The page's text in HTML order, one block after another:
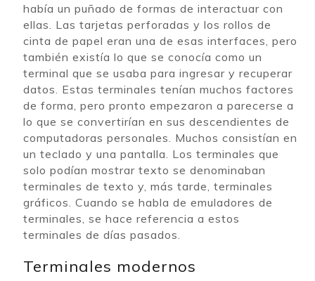
había un puñado de formas de interactuar con
ellas. Las tarjetas perforadas y los rollos de
cinta de papel eran una de esas interfaces, pero
también existía lo que se conocía como un
terminal que se usaba para ingresar y recuperar
datos. Estas terminales tenían muchos factores
de forma, pero pronto empezaron a parecerse a
lo que se convertirían en sus descendientes de
computadoras personales. Muchos consistían en
un teclado y una pantalla. Los terminales que
solo podían mostrar texto se denominaban
terminales de texto y, más tarde, terminales
gráficos. Cuando se habla de emuladores de
terminales, se hace referencia a estos
terminales de días pasados.
Terminales modernos